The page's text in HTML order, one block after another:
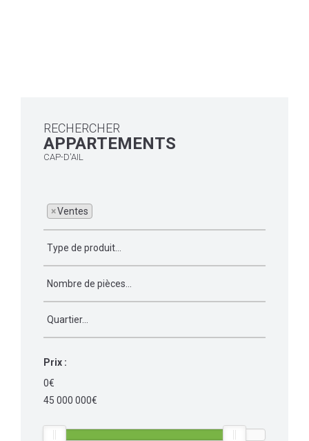
RECHERCHER
APPARTEMENTS
CAP-D'AIL
×Ventes
Prix :
0€
45 000 000€